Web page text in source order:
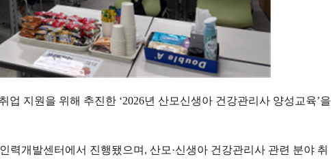
업 지원을 위해 추진한 ‘2026년 산모신생아 건강관리사 양성교육’을
력개발센터에서 진행됐으며 , 산모 ·신생아 건강관리사 관련 분야 취